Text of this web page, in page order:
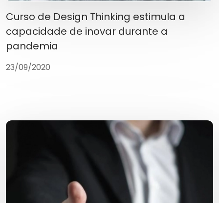
Curso de Design Thinking estimula a
capacidade de inovar durante a
pandemia
23/09/2020